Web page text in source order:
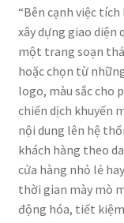
“Bên cạnh việc
xây dựng giao diện
một trang soạn
hoặc chọn từ
logo, màu sắc cho
chiến dịch khuyến
nội dung lên hệ
khách hàng theo
cửa hàng nhỏ lẻ
thời gian mày mò
động hóa, tiết